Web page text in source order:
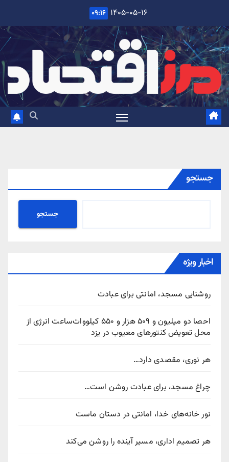
content
۱۴۰۵-۰۵-۱۶ ۰۹:۱۶
جستجو
جستجو
اخبار ویژه
روشنایی مسجد، امانتی برای عبادت
احصا دو میلیون و ۵۰۹ هزار و ۵۵۰ کیلووات‌ساعت انرژی از
محل تعویض کنتورهای معیوب در یزد
هر نوری، مقصدی دارد…
چراغ مسجد، برای عبادت روشن است…
نور خانه‌های خدا، امانتی در دستان ماست
هر تصمیم اداری، مسیر آینده را روشن می‌کند